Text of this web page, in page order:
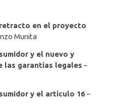
en el proyecto
Munita
y el nuevo y
las garantías legales –
y el artículo 16–